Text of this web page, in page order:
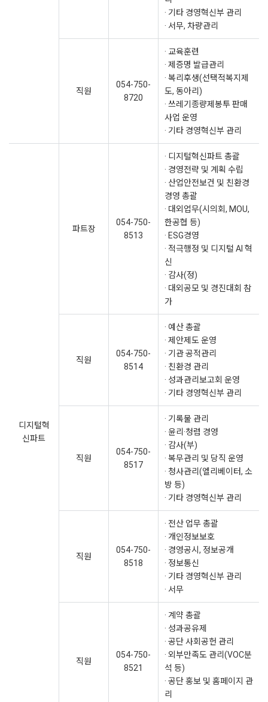
· 기타 경영혁신부 관리
· 서무, 차량관리
직원
054-750-
8720
· 교육훈련
· 제증명 발급관리
· 복리후생(선택적복지제
도, 동아리)
· 쓰레기종량제봉투 판매
사업 운영
· 기타 경영혁신부 관리
디지털혁
신파트
파트장
054-750-
8513
· 디지털혁신파트 총괄
· 경영전략 및 계획 수립
· 산업안전보건 및 친환경
경영 총괄
· 대외업무(시의회, MOU,
한공협 등)
· ESG경영
· 적극행정 및 디지털 AI 혁
신
· 감사(정)
· 대외공모 및 경진대회 참
가
직원
054-750-
8514
· 예산 총괄
· 제안제도 운영
· 기관 공적관리
· 친환경 관리
· 성과관리보고회 운영
· 기타 경영혁신부 관리
직원
054-750-
8517
· 기록물 관리
· 윤리·청렴 경영
· 감사(부)
· 복무관리 및 당직 운영
· 청사관리(엘리베이터, 소
방 등)
· 기타 경영혁신부 관리
직원
054-750-
8518
· 전산 업무 총괄
· 개인정보보호
· 경영공시, 정보공개
· 정보통신
· 기타 경영혁신부 관리
· 서무
직원
054-750-
8521
· 계약 총괄
· 성과공유제
· 공단 사회공헌 관리
· 외부만족도 관리(VOC분
석 등)
· 공단 홍보 및 홈페이지 관
리